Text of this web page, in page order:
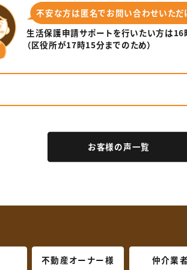
不安な⽅は匿名でお問い合わせいただ
⽣活保護申請サポートを⾏いたい⽅は16
（区役所が17時15分までのため）
お客様の声一覧
不動産オーナー様 仲介業